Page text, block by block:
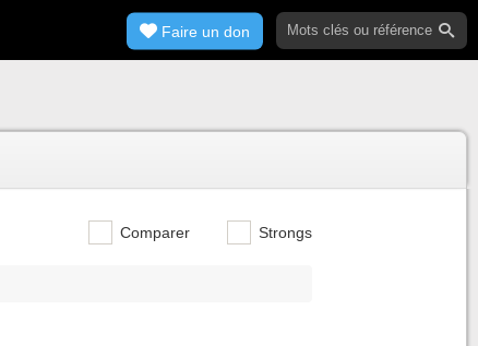
Faire un don
Comparer Strongs